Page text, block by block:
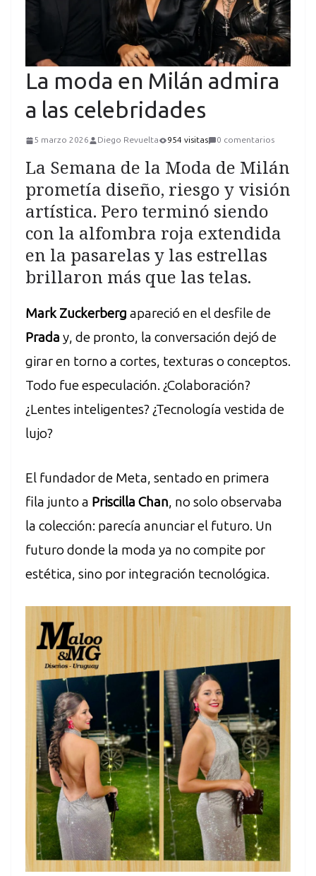
La moda en Milán admira
a las celebridades
5 marzo 2026 Diego Revuelta 954 visitas 0 comentarios
La Semana de la Moda de Milán
prometía diseño, riesgo y visión
artística. Pero terminó siendo
con la alfombra roja extendida
en la pasarelas y las estrellas
brillaron más que las telas.
Mark Zuckerberg apareció en el desfile de
Prada y, de pronto, la conversación dejó de
girar en torno a cortes, texturas o conceptos.
Todo fue especulación. ¿Colaboración?
¿Lentes inteligentes? ¿Tecnología vestida de
lujo?
El fundador de Meta, sentado en primera
fila junto a Priscilla Chan, no solo observaba
la colección: parecía anunciar el futuro. Un
futuro donde la moda ya no compite por
estética, sino por integración tecnológica.